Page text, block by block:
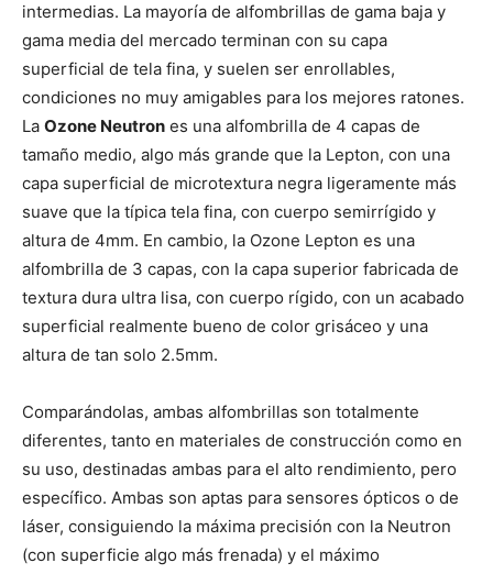
intermedias. La mayoría de alfombrillas de gama baja y
gama media del mercado terminan con su capa
superficial de tela fina, y suelen ser enrollables,
condiciones no muy amigables para los mejores ratones.
La Ozone Neutron es una alfombrilla de 4 capas de
tamaño medio, algo más grande que la Lepton, con una
capa superficial de microtextura negra ligeramente más
suave que la típica tela fina, con cuerpo semirrígido y
altura de 4mm. En cambio, la Ozone Lepton es una
alfombrilla de 3 capas, con la capa superior fabricada de
textura dura ultra lisa, con cuerpo rígido, con un acabado
superficial realmente bueno de color grisáceo y una
altura de tan solo 2.5mm.
Comparándolas, ambas alfombrillas son totalmente
diferentes, tanto en materiales de construcción como en
su uso, destinadas ambas para el alto rendimiento, pero
específico. Ambas son aptas para sensores ópticos o de
láser, consiguiendo la máxima precisión con la Neutron
(con superficie algo más frenada) y el máximo